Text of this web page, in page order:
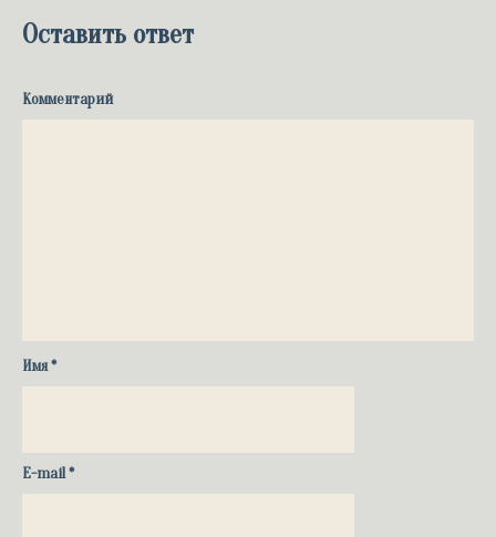
Оставить ответ
Комментарий
Имя*
E-mail*